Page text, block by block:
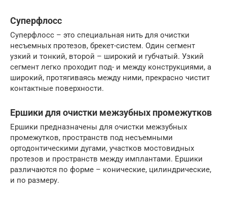
Суперфлосс
Суперфлосс – это специальная нить для очистки
несъемных протезов, брекет-систем. Один сегмент
узкий и тонкий, второй – широкий и губчатый. Узкий
сегмент легко проходит под- и между конструкциями, а
широкий, протягиваясь между ними, прекрасно чистит
контактные поверхности.
Ершики для очистки межзубных промежутков
Ершики предназначены для очистки межзубных
промежутков, пространств под несъемными
ортодонтическими дугами, участков мостовидных
протезов и пространств между имплантами. Ершики
различаются по форме – конические, цилиндрические,
и по размеру.